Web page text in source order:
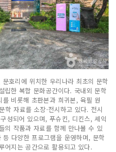
호리에 위치한 우리나라 최초의 문학
립한 복합 문화공간이다. 국내외 문학
비롯해 초판본과 희귀본, 육필 원
자료를 소장·전시하고 있다. 전시
성되어 있으며, 푸슈킨, 디킨스, 셰익
의 작품과 자료를 함께 만나볼 수 있
다양한 프로그램을 운영하며, 문학
어지는 공간으로 활용되고 있다.